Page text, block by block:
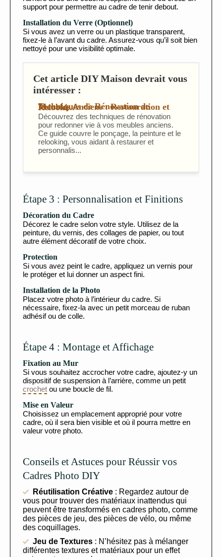
support pour permettre au cadre de tenir debout.
Installation du Verre (Optionnel)
Si vous avez un verre ou un plastique transparent,
fixez-le à l’avant du cadre. Assurez-vous qu’il soit bien
nettoyé pour une visibilité optimale.
Cet article DIY Maison devrait vous
intéresser :
Techniques de Rénovation de Meubles Anciens : Restauration et Relooki...
Découvrez des techniques de rénovation
pour redonner vie à vos meubles anciens.
Ce guide couvre le ponçage, la peinture et le
relooking, vous aidant à restaurer et
personnalis...
Étape 3 : Personnalisation et Finitions
Décoration du Cadre
Décorez le cadre selon votre style. Utilisez de la
peinture, du vernis, des collages de papier, ou tout
autre élément décoratif de votre choix.
Protection
Si vous avez peint le cadre, appliquez un vernis pour
le protéger et lui donner un aspect fini.
Installation de la Photo
Placez votre photo à l’intérieur du cadre. Si
nécessaire, fixez-la avec un petit morceau de ruban
adhésif ou de colle.
Étape 4 : Montage et Affichage
Fixation au Mur
Si vous souhaitez accrocher votre cadre, ajoutez-y un
dispositif de suspension à l’arrière, comme un petit
crochet ou une boucle de fil.
Mise en Valeur
Choisissez un emplacement approprié pour votre
cadre, où il sera bien visible et où il pourra mettre en
valeur votre photo.
Conseils et Astuces pour Réussir vos
Cadres Photo DIY
Réutilisation Créative : Regardez autour de
vous pour trouver des matériaux inattendus qui
peuvent être transformés en cadres photo, comme
des pièces de jeu, des pièces de vélo, ou même
des coquillages.
Jeu de Textures : N’hésitez pas à mélanger
différentes textures et matériaux pour un effet